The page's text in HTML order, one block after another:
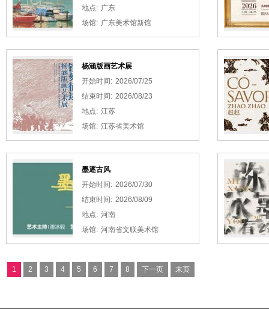
地点: 广东
场馆: 广东美术馆新馆
杨涵版画艺术展
开始时间: 2026/07/25
结束时间: 2026/08/23
地点: 江苏
场馆: 江苏省美术馆
墨逐古风
开始时间: 2026/07/30
结束时间: 2026/08/09
地点: 河南
场馆: 河南省文联美术馆
1 2 3 4 5 6 7 8 下一页 末页